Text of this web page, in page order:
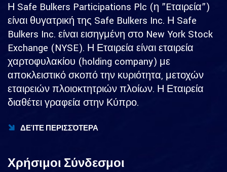
Η Safe Bulkers Participations Plc (η ”Eταιρεία”)
είναι θυγατρική της Safe Bulkers Inc. Η Safe
Bulkers Inc. είναι εισηγμένη στο New York Stock
Exchange (NYSE). Η Εταιρεία είναι εταιρεία
χαρτοφυλακίου (holding company) με
αποκλειστικό σκοπό την κυριότητα, μετοχών
εταιρειών πλοιοκτητριών πλοίων. Η Εταιρεία
διαθέτει γραφεία στην Κύπρο.
ΔΕΊΤΕ ΠΕΡΙΣΣΌΤΕΡΑ
Χρήσιμοι Σύνδεσμοι